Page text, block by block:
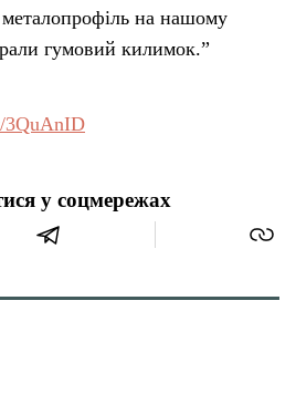
на нашому
гумовий килимок.”
3QuAnID
у соцмережах